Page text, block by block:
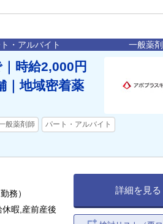
・アルバイト 一般薬
時給2,000円
｜地域密着薬
般薬剤師 パート・アルバイト
務）
暇,産前産後
詳細を見る